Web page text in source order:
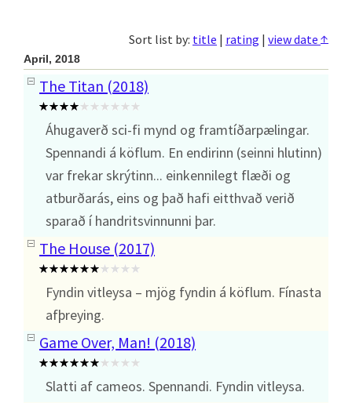
Sort list by: title | rating | view date ↑
April, 2018
The Titan (2018)
Áhugaverð sci-fi mynd og framtíðarpælingar.
Spennandi á köflum. En endirinn (seinni hlutinn)
var frekar skrýtinn... einkennilegt flæði og
atburðarás, eins og það hafi eitthvað verið
sparað í handritsvinnunni þar.
The House (2017)
Fyndin vitleysa – mjög fyndin á köflum. Fínasta
afþreying.
Game Over, Man! (2018)
Slatti af cameos. Spennandi. Fyndin vitleysa.